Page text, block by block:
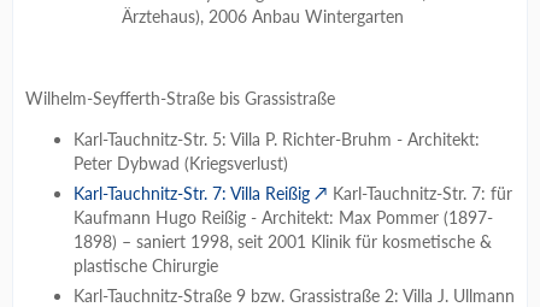
Ärztehaus), 2006 Anbau Wintergarten
Wilhelm-Seyfferth-Straße bis Grassistraße
Karl-Tauchnitz-Str. 5: Villa P. Richter-Bruhm - Architekt:
Peter Dybwad (Kriegsverlust)
Karl-Tauchnitz-Str. 7: Villa Reißig
Karl-Tauchnitz-Str. 7: für
Kaufmann Hugo Reißig - Architekt: Max Pommer (1897-
1898) – saniert 1998, seit 2001 Klinik für kosmetische &
plastische Chirurgie
Karl-Tauchnitz-Straße 9 bzw. Grassistraße 2: Villa J. Ullmann